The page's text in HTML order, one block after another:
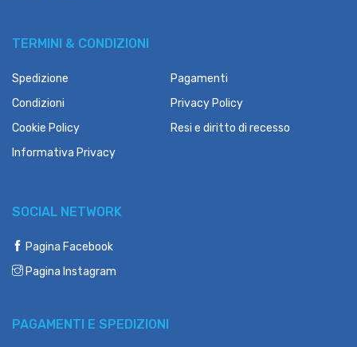
TERMINI & CONDIZIONI
Spedizione
Pagamenti
Condizioni
Privacy Policy
Cookie Policy
Resi e diritto di recesso
Informativa Privacy
SOCIAL NETWORK
Pagina Facebook
Pagina Instagram
PAGAMENTI E SPEDIZIONI